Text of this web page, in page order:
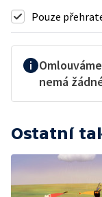
Pouze
nemá
Ostatní